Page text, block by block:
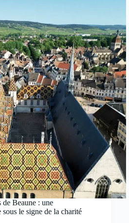
Beaune : une
le signe de la charité